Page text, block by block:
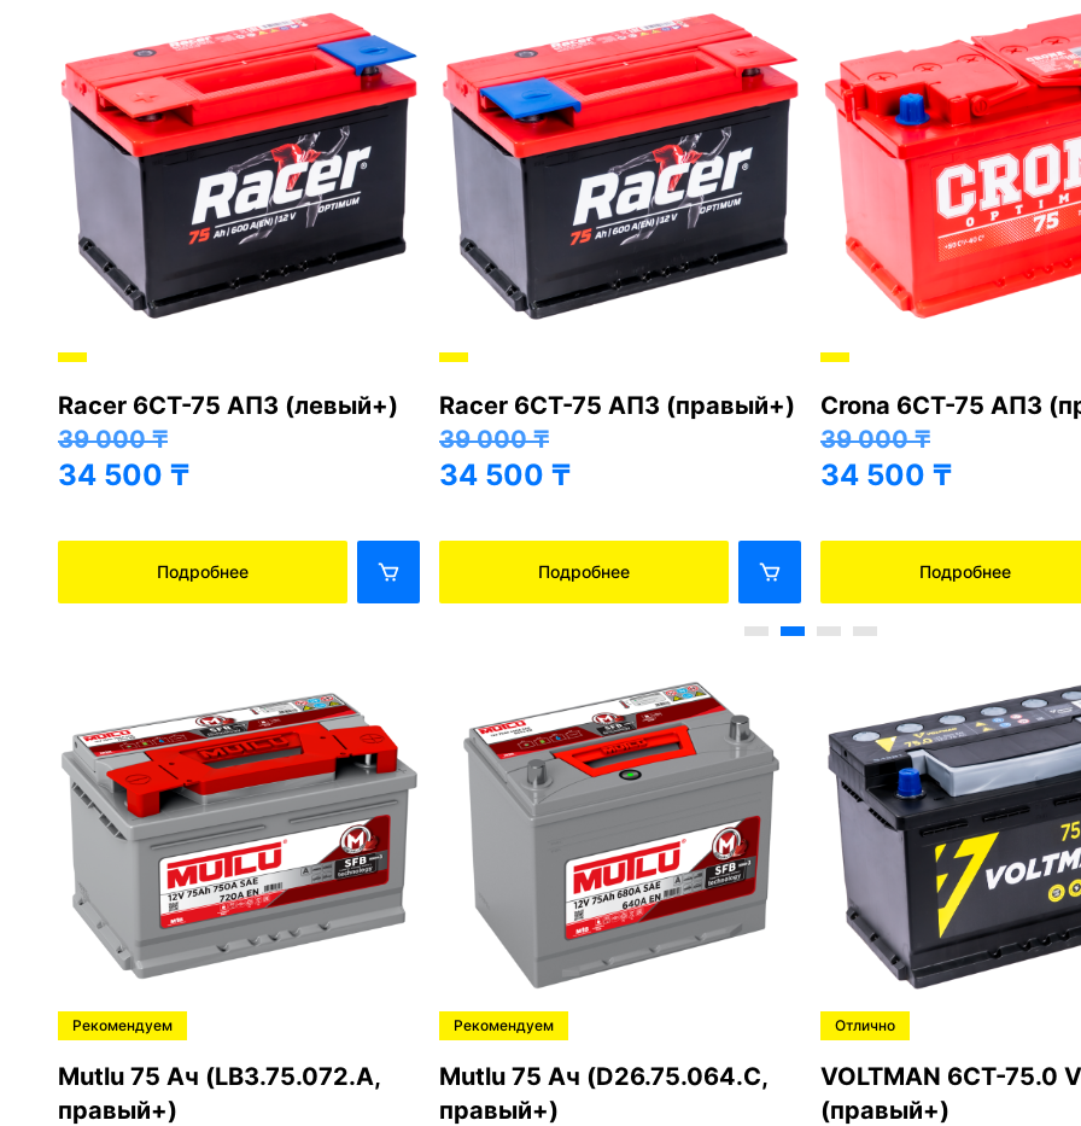
Racer 6СТ-75 АПЗ (левый+)
39 000₸
34 500 ₸
Подробнее
Racer 6СТ-75 АПЗ (правый+)
39 000₸
34 500 ₸
Подробнее
Crona 6СТ-75 АПЗ
39 000₸
34 500 ₸
Подробнее
Рекомендуем
Mutlu 75 Ач (LB3.75.072.A,
правый+)
Рекомендуем
Mutlu 75 Ач (D26.75.064.C,
правый+)
Отлично
VOLTMAN 6CT-75.0
(правый+)